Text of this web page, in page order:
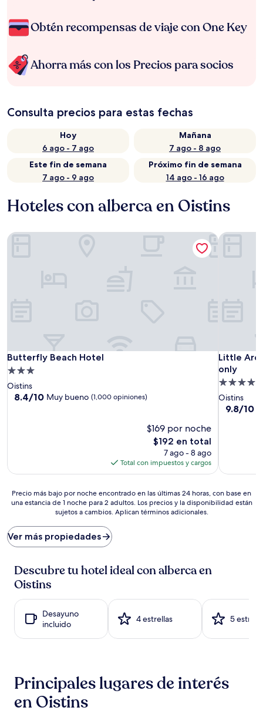
Obtén recompensas de viaje con One Key
Ahorra más con los Precios para socios
Consulta precios para estas fechas
Hoy
6 ago - 7 ago
Mañana
7 ago - 8 ago
Este fin de semana
7 ago - 9 ago
Próximo fin de semana
14 ago - 16 ago
Hoteles con alberca en Oistins
Butterfly Beach Hotel
Butterfly Beach Hotel
Propiedad
de
3.0
Oistins
8.4
8.4/10 Muy bueno (1,000 opiniones)
$169 por noche
El
precio
actual
es
$192
$192 en total
7 ago - 8 ago
Total con impuestos y cargos
Butterfly Beach Hotel
Little
only
Little
Propiedad
de
4.0
Oistins
9.8
9.8/10
Little
Precio
más
por
noche
encontrado
las
últimas
24
horas,
con
en
una
noche
Precio más bajo por noche encontrado en las últimas 24 horas, con base en
una estancia de 1 noche para 2 adultos. Los precios y la disponibilidad están
sujetos a cambios. Aplican términos adicionales.
Ver más propiedades
Descubre tu hotel ideal con alberca en
Oistins
Desayuno
incluido
4 estrellas 5
Principales lugares de interés
en Oistins